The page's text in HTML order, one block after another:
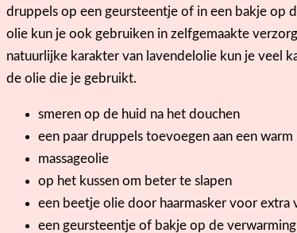
druppels op een geursteentje of in een bakje op
olie kun je ook gebruiken in zelfgemaakte
natuurlijke karakter van lavendelolie kun je veel
de olie die je gebruikt.
smeren op de huid na het douchen
een paar druppels toevoegen aan een warm
massageolie
op het kussen om beter te slapen
een beetje olie door haarmasker voor extra
een geursteentje of bakje op de